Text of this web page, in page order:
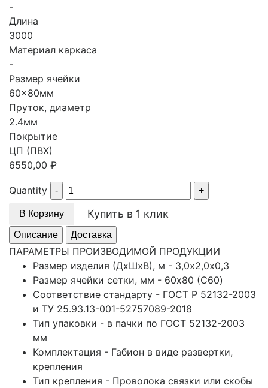
-
Длина
3000
Материал каркаса
-
Размер ячейки
60x80мм
Пруток, диаметр
2.4мм
Покрытие
ЦП (ПВХ)
6550,00 ₽
Quantity
В Корзину Купить в 1 клик
Описание Доставка
ПАРАМЕТРЫ ПРОИЗВОДИМОЙ ПРОДУКЦИИ
Размер изделия (ДхШхВ), м - 3,0х2,0х0,3
Размер ячейки сетки, мм - 60x80 (С60)
Соответствие стандарту - ГОСТ Р 52132-2003
и ТУ 25.93.13-001-52757089-2018
Тип упаковки - в пачки по ГОСТ 52132-2003
мм
Комплектация - Габион в виде развертки,
крепления
Тип крепления - Проволока связки или скобы